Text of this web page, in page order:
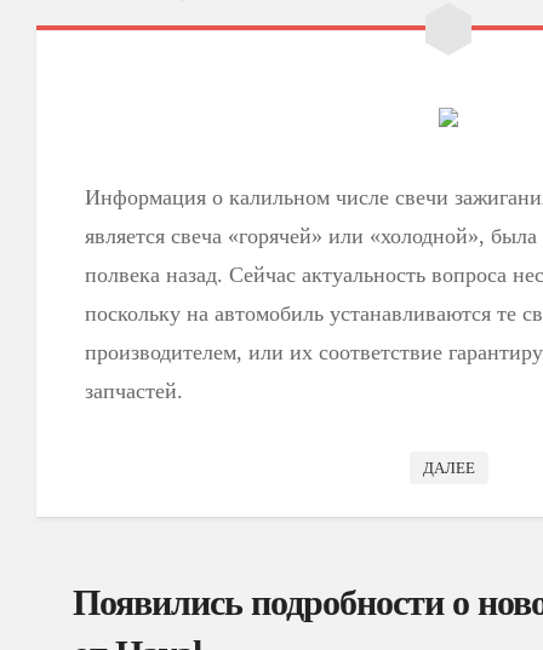
Информация о калильном числе свечи
является свеча «горячей» или «холодной»,
полвека назад. Сейчас актуальность вопроса
поскольку на автомобиль устанавливаются те
производителем, или их соответствие
запчастей.
ДАЛЕЕ
Появились подробности о